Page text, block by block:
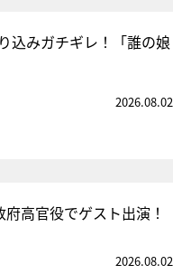
込みガチギレ！「誰の娘
2026.08.02
高官役でゲスト出演！
2026.08.02